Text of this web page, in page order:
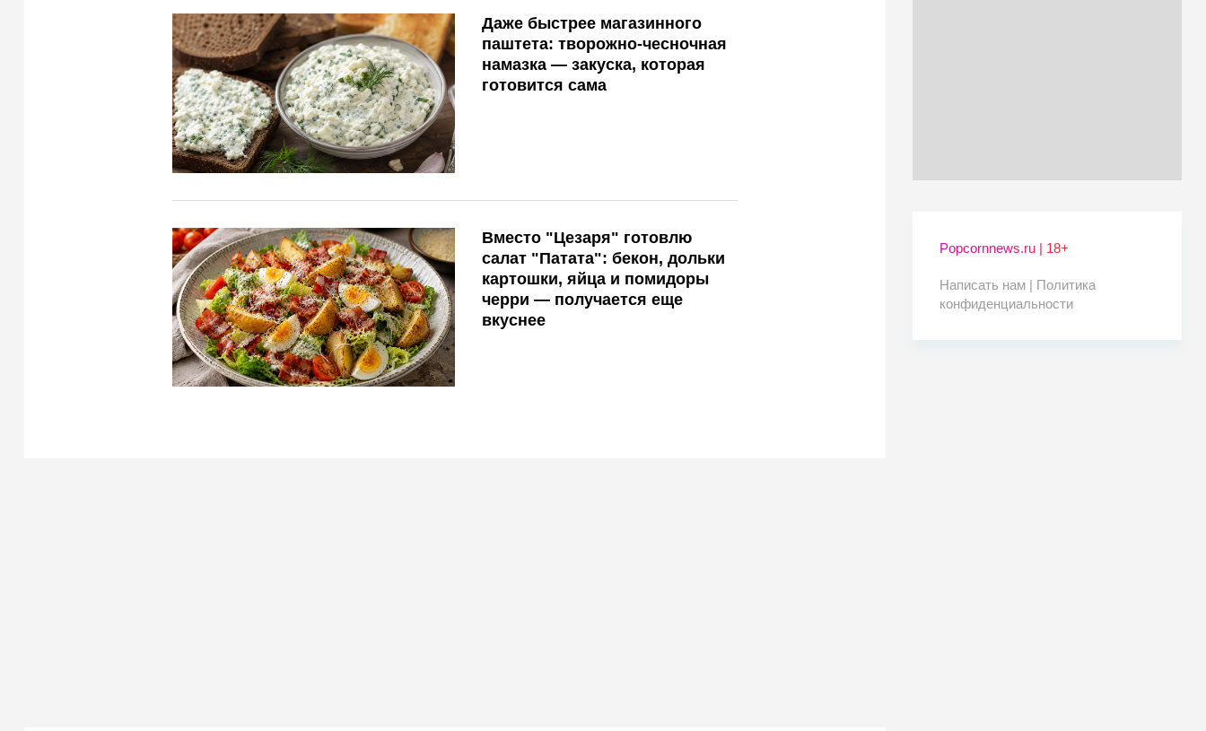
Даже быстрее магазинного
паштета: творожно-чесночная
намазка — закуска, которая
готовится сама
Вместо "Цезаря" готовлю
салат "Патата": бекон, дольки
картошки, яйца и помидоры
черри — получается еще
вкуснее
Popcornnews.ru | 18+
Написать нам | Политика
конфиденциальности